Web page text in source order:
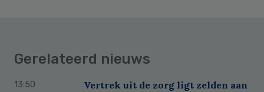
Gerelateerd nieuws
13:50
Vertrek uit de zorg ligt zelden aan